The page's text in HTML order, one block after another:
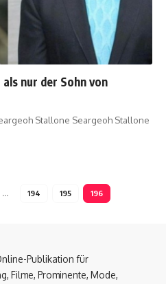
nur der Sohn von
Stallone Seargeoh Stallone
… 194 195 196
Publikation für
Filme, Prominente, Mode,